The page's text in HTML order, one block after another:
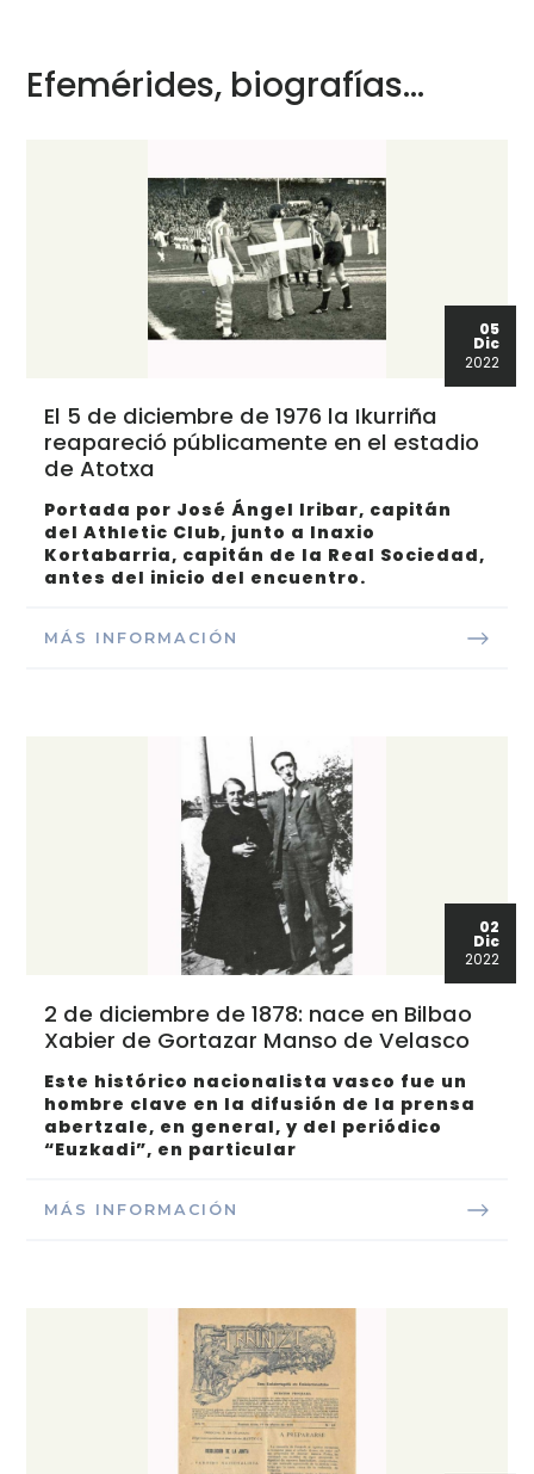
Efemérides, biografías...
05
Dic
2022
El 5 de diciembre de 1976 la Ikurriña
reapareció públicamente en el estadio
de Atotxa
Portada por José Ángel Iribar, capitán
del Athletic Club, junto a Inaxio
Kortabarria, capitán de la Real Sociedad,
antes del inicio del encuentro.
MÁS INFORMACIÓN
02
Dic
2022
2 de diciembre de 1878: nace en Bilbao
Xabier de Gortazar Manso de Velasco
Este histórico nacionalista vasco fue un
hombre clave en la difusión de la prensa
abertzale, en general, y del periódico
“Euzkadi”, en particular
MÁS INFORMACIÓN